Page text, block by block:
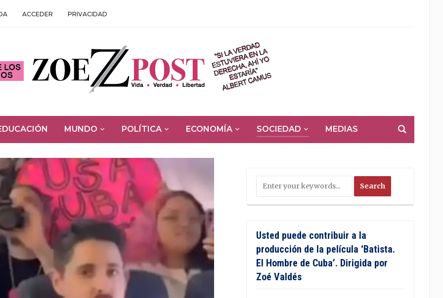
ACCEDER PRIVACIDAD
MUNDO POLÍTICA ECONOMÍA SOCIEDAD MEDIAS
Usted puede contribuir a la
producción de la película ‘Batista.
El Hombre de Cuba’. Dirigida por
Zoé Valdés